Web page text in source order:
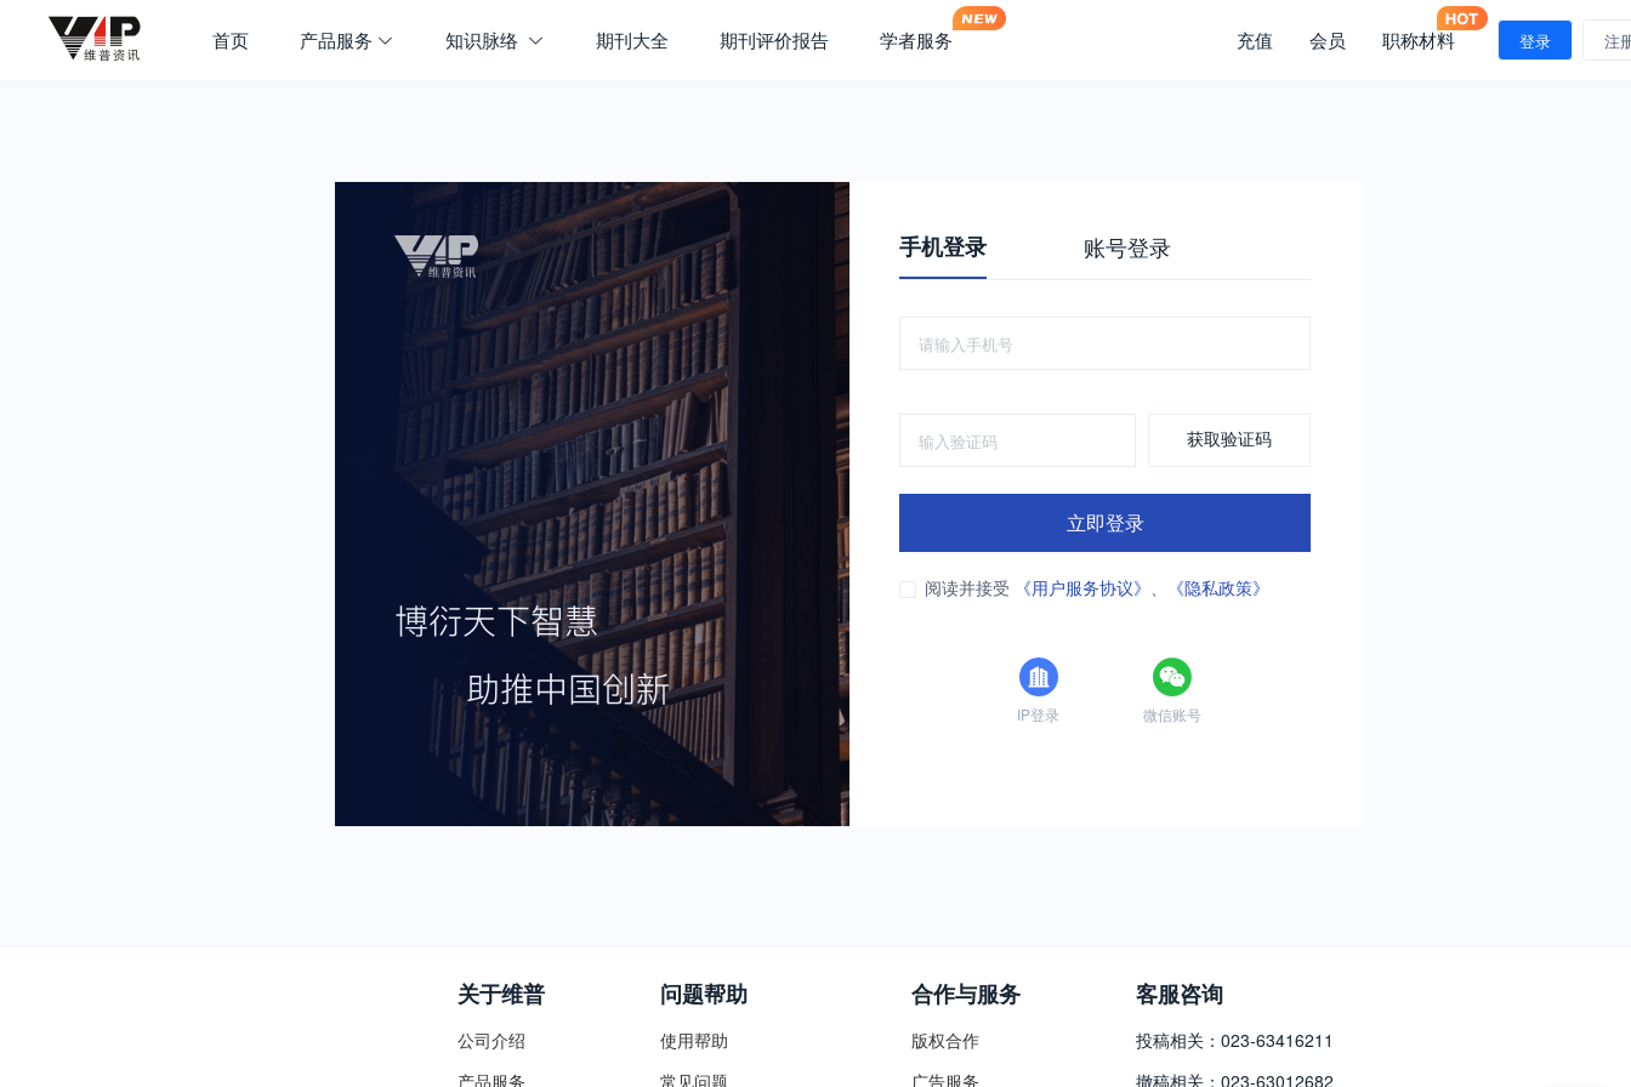
首页 产品服务 知识脉络 期刊大全 期刊评价报告 学者服务 充值 会员 职称材料 登录 注
手机登录 账号登录
获取验证码
立即登录
阅读并接受 《用户服务协议》 、 《隐私政策》
IP登录 微信账号
关于维普
公司介绍
产品服务
问题帮助
使用帮助
常见问题
合作与服务
版权合作
广告服务
客服咨询
投稿相关：023-63416211
撤稿相关：023-63012682